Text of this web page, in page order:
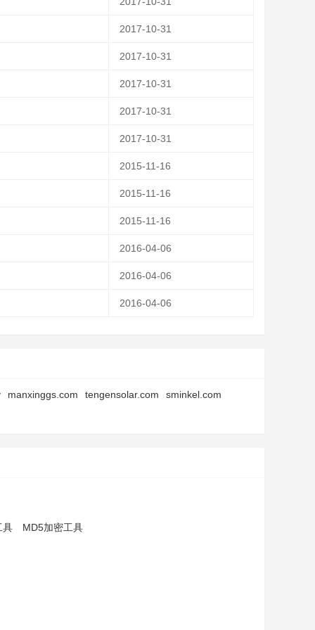
2017-10-31
2017-10-31
2017-10-31
2017-10-31
2017-10-31
2015-11-16
2015-11-16
2015-11-16
2016-04-06
2016-04-06
2016-04-06
manxinggs.com tengensolar.com sminkel.com
具 MD5加密工具